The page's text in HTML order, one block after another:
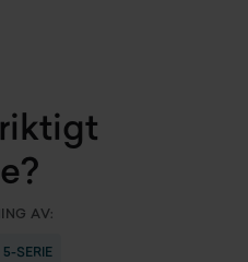
AV:
5-SERIE